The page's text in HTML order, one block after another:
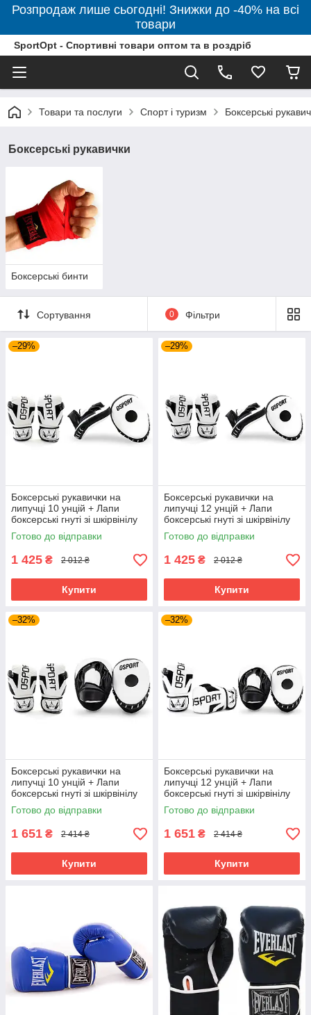
Розпродаж лише сьогодні! Знижки до -40% на всі
товари
SportOpt - Спортивні товари оптом та в роздріб
Товари та послуги Спорт і туризм Боксерські
Боксерські рукавички
Боксерські бинти
Сортування 0 Фільтри
–29%
Боксерські рукавички на
липучці 10 унцій + Лапи
боксерські гнуті зі шкірвінілу
OSPORT Set 102 (n-0132)
Чорно-білий
Готово до відправки
1 425 ₴ 2 012 ₴
Купити
–29%
Боксерські рукавички на
липучці 12 унцій + Лапи
боксерські гнуті зі шкірвінілу
OSPORT Set 102 (n-0132)
Чорно-білий
Готово до відправки
1 425 ₴ 2 012 ₴
Купити
–32%
Боксерські рукавички на
липучці 10 унцій + Лапи
боксерські гнуті зі шкірвінілу
PRO OSPORT Set 103 (n-
0133) Чорно-білий
Готово до відправки
1 651 ₴ 2 414 ₴
Купити
–32%
Боксерські рукавички на
липучці 12 унцій + Лапи
боксерські гнуті зі шкірвінілу
PRO OSPORT Set 103 (n-
0133) Чорно-білий
Готово до відправки
1 651 ₴ 2 414 ₴
Купити